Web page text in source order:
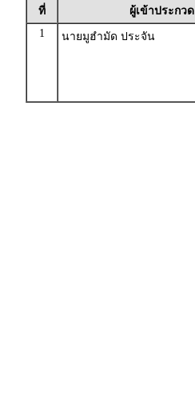
ที่
ผู้เข้าประกวด
1
นายมูฮำมัด ประจัน